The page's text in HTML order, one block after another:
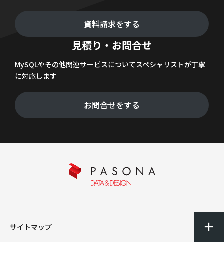
資料請求をする
見積り・お問合せ
MySQLやその他関連サービスについてスペシャリストが丁寧
に対応します
お問合せをする
サイトマップ